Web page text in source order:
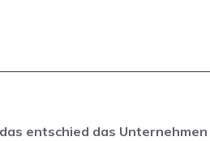
entschied das